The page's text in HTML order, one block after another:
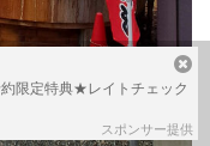
限定特典★レイトチェック
スポンサー提供